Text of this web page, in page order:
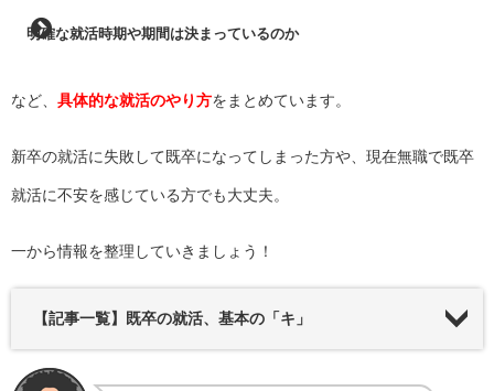
明確な就活時期や期間は決まっているのか
など、 具体的な就活のやり方をまとめています。
新卒の就活に失敗して既卒になってしまった方や、現在無職で既卒
就活に不安を感じている方でも大丈夫。
一から情報を整理していきましょう！
【記事一覧】既卒の就活、基本の「キ」